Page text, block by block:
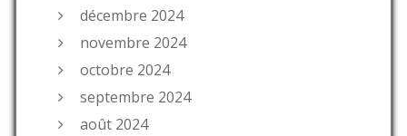
décembre 2024
novembre 2024
octobre 2024
septembre 2024
août 2024